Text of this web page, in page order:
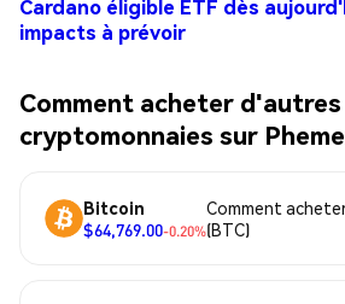
Cardano éligible ETF dès
impacts à prévoir
Comment acheter d'autres
cryptomonnaies sur
Bitcoin
$64,769.00-0.20%
Comment
(BTC)